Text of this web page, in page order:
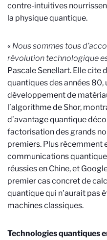
contre-intuitives
la physique quantique.
« Nous sommes tous
révolution technologique
Pascale Senellart. Elle cite
quantiques des années 80,
développement de
l’algorithme de Shor,
d’avantage quantique
factorisation des grands
premiers. Plus récemment
communications
réussies en Chine, et
premier cas concret de
quantique qui n’aurait pas
machines classiques.
Technologies quantiques